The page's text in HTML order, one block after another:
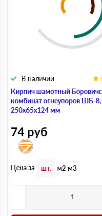
Кирпич шамотный
комбинат огнеупоров ШБ-8,
250х65х124 мм
В наличии
74 руб
Цена за шт. м2 м3
-